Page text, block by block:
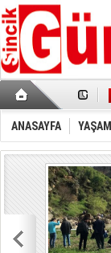
ANASAYFA YAŞAM